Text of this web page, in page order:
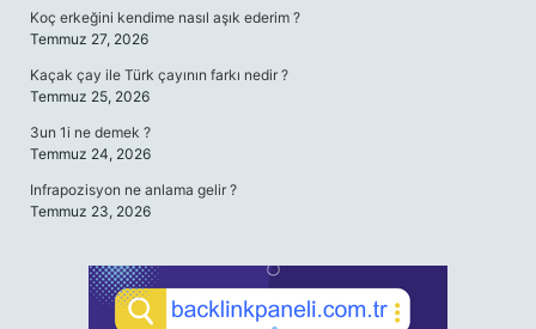
Koç erkeğini kendime nasıl aşık ederim ?
Temmuz 27, 2026
Kaçak çay ile Türk çayının farkı nedir ?
Temmuz 25, 2026
3un 1i ne demek ?
Temmuz 24, 2026
Infrapozisyon ne anlama gelir ?
Temmuz 23, 2026